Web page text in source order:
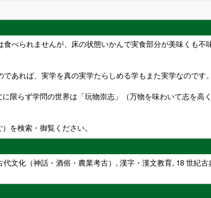
べられませんが、床の状態いかんで実食部分が美味くも不
あれば、実学を真の実学たらしめる学もまた実学なのです。
限らず学問の世界は「玩物崇志」（万物を味わいて志を高
を検索・御覧ください。
文化（神話・酒俗・農業考古）, 漢字・漢文教育, 18 世紀古